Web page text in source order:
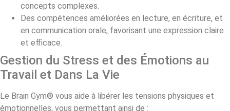
concepts complexes.
Des compétences améliorées en lecture, en écriture, et
en communication orale, favorisant une expression claire
et efficace.
Gestion du Stress et des Émotions au
Travail et Dans La Vie
Le Brain Gym® vous aide à libérer les tensions physiques et
émotionnelles, vous permettant ainsi de :